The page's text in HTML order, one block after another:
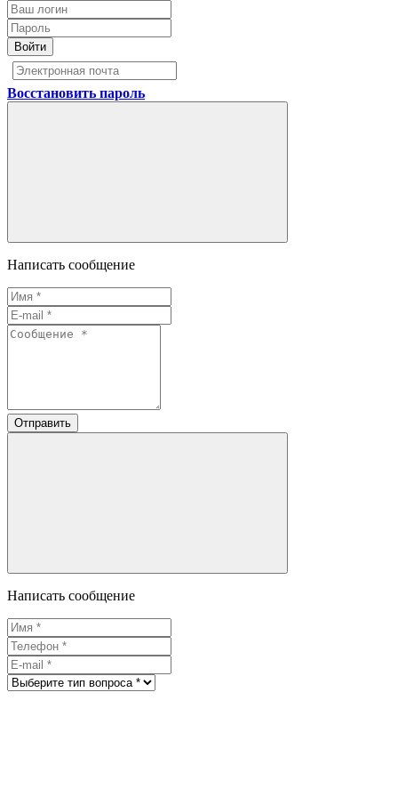
Войти
Восстановить пароль
Написать сообщение
Отправить
Написать сообщение